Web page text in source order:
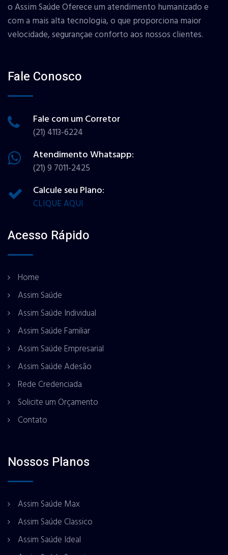
o Assim Saúde Oferece um atendimento humanizado e
com a mais alta tecnologia, o que proporciona maior
velocidade, segurançae conforto aos nossos clientes.
Fale Conosco
Fale com um Corretor
(21) 4113-6224
Atendimento Whatsapp:
(21) 9 7011-2425
Calcule seu Plano:
CLIQUE AQUI
Acesso Rápido
Home
Assim Saúde
Assim Saúde Individual
Assim Saúde Familiar
Assim Saúde Empresarial
Assim Saúde Adesão
Rede Credenciada
Solicite um Orçamento
Contato
Nossos Planos
Assim Saúde Max
Assim Saúde Classico
Assim Saúde Ideal